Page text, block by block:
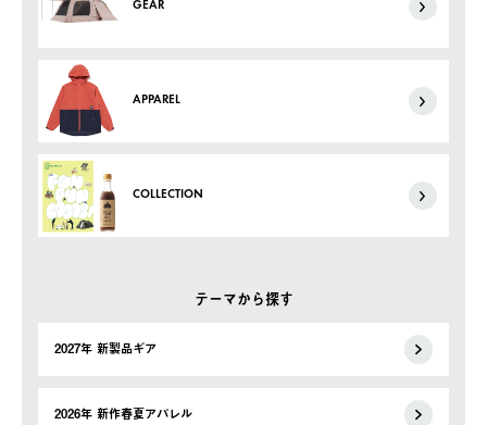
GEAR
APPAREL
COLLECTION
テーマから探す
2027年 新製品ギア
2026年 新作春夏アパレル